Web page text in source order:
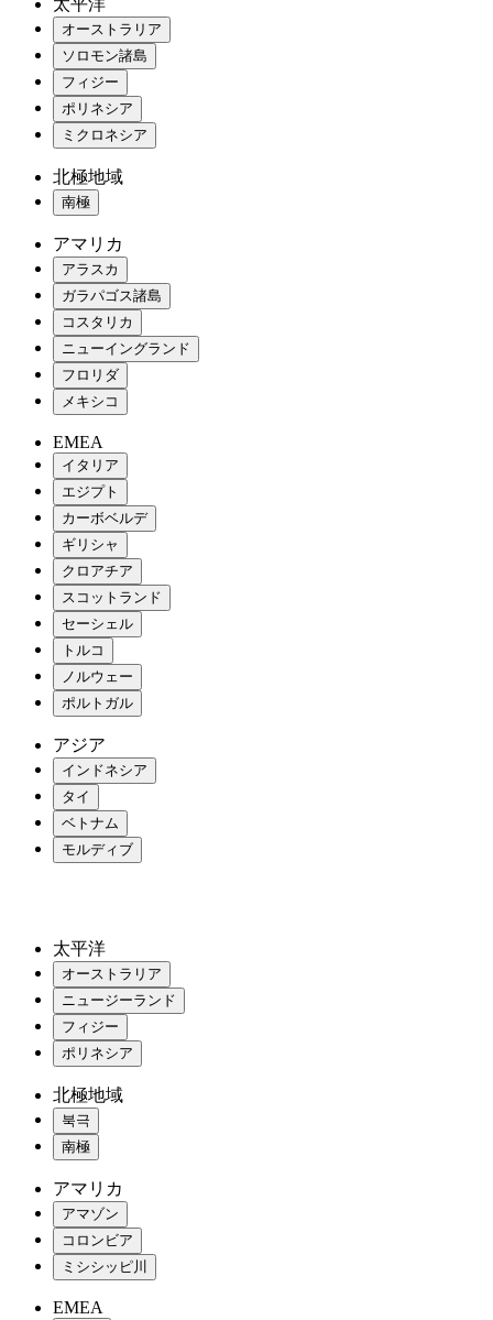
太平洋
オーストラリア
ソロモン諸島
フィジー
ポリネシア
ミクロネシア
北極地域
南極
アマリカ
アラスカ
ガラパゴス諸島
コスタリカ
ニューイングランド
フロリダ
メキシコ
EMEA
イタリア
エジプト
カーボベルデ
ギリシャ
クロアチア
スコットランド
セーシェル
トルコ
ノルウェー
ポルトガル
アジア
インドネシア
タイ
ベトナム
モルディブ
太平洋
オーストラリア
ニュージーランド
フィジー
ポリネシア
北極地域
북극
南極
アマリカ
アマゾン
コロンビア
ミシシッピ川
EMEA